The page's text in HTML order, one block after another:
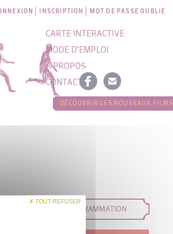
INSCRIPTION MOT DE PASSE OUBLIÉ
CARTE INTERACTIVE
MODE D'EMPLOI
À PROPOS
CONTACT
DÉCOUVRIR LES NOUVEAUX FILMS
IDÉES DE PROGRAMMATION
TOUT REFUSER